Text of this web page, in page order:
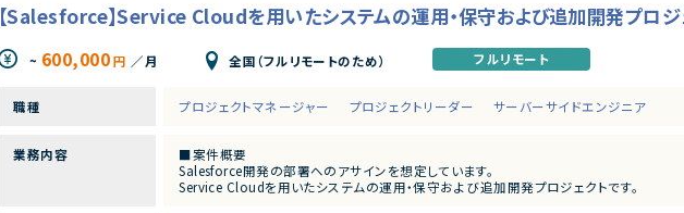
【Salesforce】Service Cloudを用いたシステムの運用・保守および追加開発プロジ
~ 600,000円 ／月 全国（フルリモートのため） フルリモート
職種 プロジェクトマネージャー プロジェクトリーダー サーバーサイドエンジニア
業務内容
■案件概要
Salesforce開発の部署へのアサインを想定しています。
Service Cloudを用いたシステムの運用・保守および追加開発プロジェクトです。